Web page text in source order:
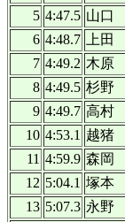
5 4:47.5 山口
6 4:48.7 上田
7 4:49.2 木原
8 4:49.5 杉野
9 4:49.7 高村
10 4:53.1 越猪
11 4:59.9 森岡
12 5:04.1 塚本
13 5:07.3 永野